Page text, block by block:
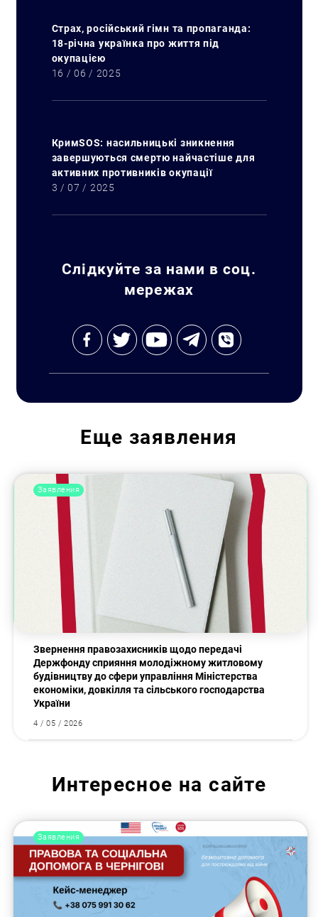
Страх, російський гімн та пропаганда:
18-річна українка про життя під
окупацією
16 / 06 / 2025
КримSOS: насильницькі зникнення
завершуються смертю найчастіше для
активних противників окупації
3 / 07 / 2025
Слідкуйте за нами в соц.
мережах
Еще заявления
Заявления
Звернення правозахисників щодо передачі
Держфонду сприяння молодіжному житловому
будівництву до сфери управління Міністерства
економіки, довкілля та сільського господарства
України
4 / 05 / 2026
Интересное на сайте
Заявления